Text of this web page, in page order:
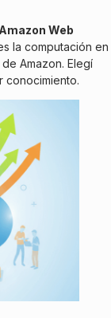
Amazon Web
la computación en
Amazon. Elegí
conocimiento.